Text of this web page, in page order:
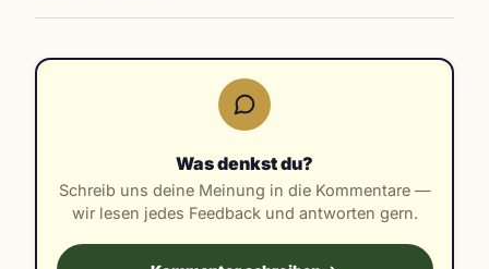
Was denkst du?
Schreib uns deine Meinung in die Kommentare —
wir lesen jedes Feedback und antworten gern.